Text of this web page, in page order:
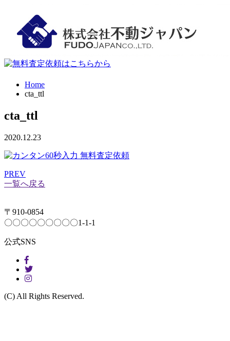
Home
cta_ttl
cta_ttl
2020.12.23
PREV
一覧へ戻る
〒910-0854
〇〇〇〇〇〇〇〇〇1-1-1
公式SNS
(C) All Rights Reserved.